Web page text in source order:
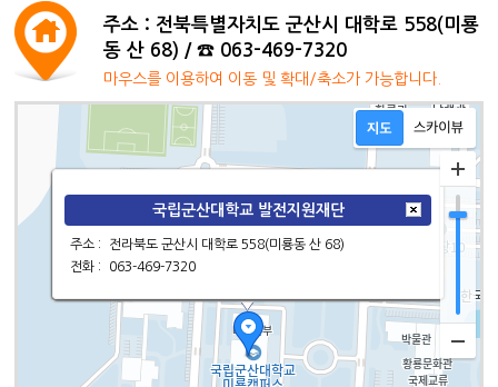
주소 : 전북특별자치도 군산시 대학로 558(미룡
동 산 68) / ☎ 063-469-7320
마우스를 이용하여 이동 및 확대/축소가 가능합니다.
국립군산대학교 발전지원재단
주소 :
전라북도 군산시 대학로 558(미룡동 산 68)
전화 :
063-469-7320